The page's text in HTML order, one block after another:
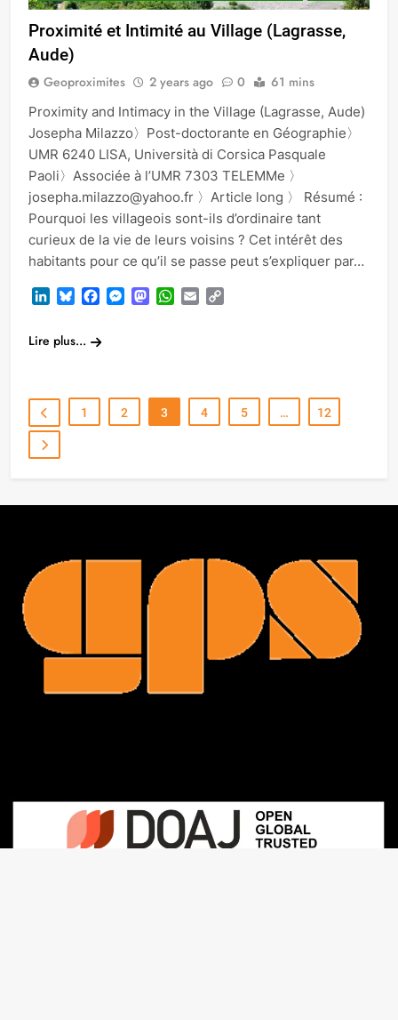
Proximité et Intimité au Village (Lagrasse,
Aude)
Geoproximites 2 years ago 0 61 mins
Proximity and Intimacy in the Village (Lagrasse, Aude)
Josepha Milazzo〉Post-doctorante en Géographie〉
UMR 6240 LISA, Università di Corsica Pasquale
Paoli〉Associée à l’UMR 7303 TELEMMe 〉
josepha.milazzo@yahoo.fr 〉Article long 〉 Résumé :
Pourquoi les villageois sont-ils d’ordinaire tant
curieux de la vie de leurs voisins ? Cet intérêt des
habitants pour ce qu’il se passe peut s’expliquer par…
LinkedInBlueskyFacebook
Messenger
Mastodon
WhatsApp
Email
Lire plus...
1 2 3 4 5 … 12